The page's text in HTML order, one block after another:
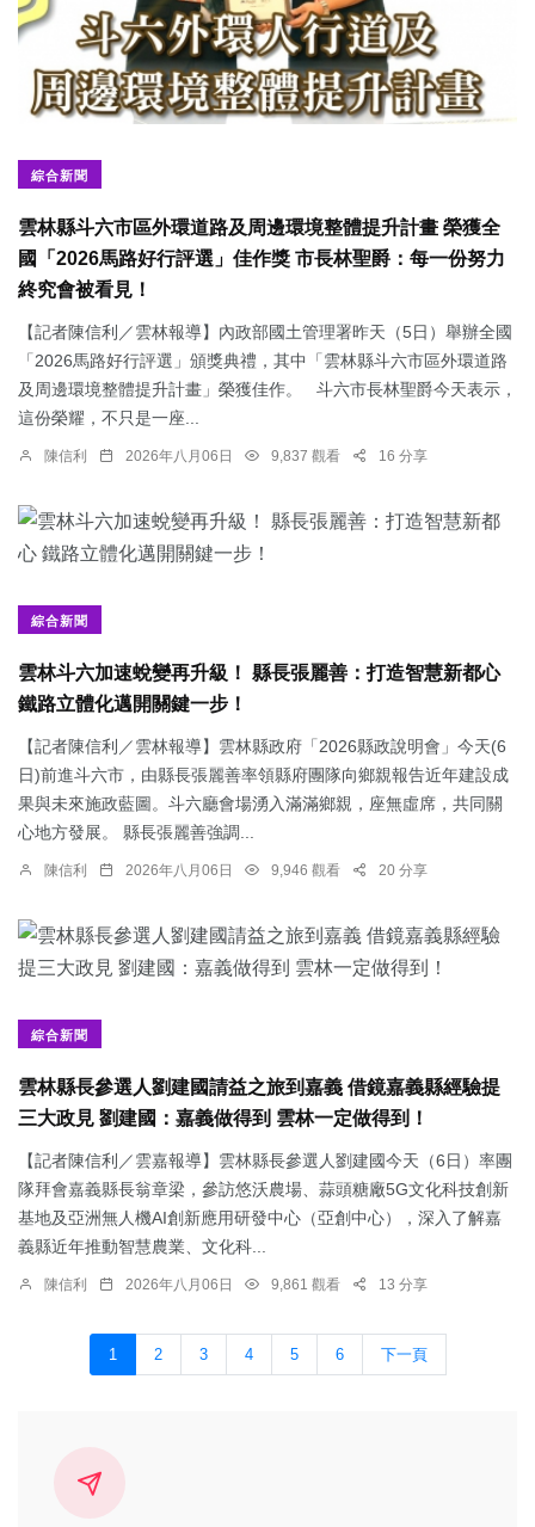
綜合新聞
雲林縣斗六市區外環道路及周邊環境整體提升計畫 榮獲全
國「2026馬路好行評選」佳作獎 市長林聖爵：每一份努力
終究會被看見！
【記者陳信利／雲林報導】內政部國土管理署昨天（5日）舉辦全國
「2026馬路好行評選」頒獎典禮，其中「雲林縣斗六市區外環道路
及周邊環境整體提升計畫」榮獲佳作。 斗六市長林聖爵今天表示，
這份榮耀，不只是一座...
陳信利 2026年八月06日 9,837 觀看 16 分享
綜合新聞
雲林斗六加速蛻變再升級！ 縣長張麗善：打造智慧新都心
鐵路立體化邁開關鍵一步！
【記者陳信利／雲林報導】雲林縣政府「2026縣政說明會」今天(6
日)前進斗六市，由縣長張麗善率領縣府團隊向鄉親報告近年建設成
果與未來施政藍圖。斗六廳會場湧入滿滿鄉親，座無虛席，共同關
心地方發展。 縣長張麗善強調...
陳信利 2026年八月06日 9,946 觀看 20 分享
綜合新聞
雲林縣長參選人劉建國請益之旅到嘉義 借鏡嘉義縣經驗提
三大政見 劉建國：嘉義做得到 雲林一定做得到！
【記者陳信利／雲嘉報導】雲林縣長參選人劉建國今天（6日）率團
隊拜會嘉義縣長翁章梁，參訪悠沃農場、蒜頭糖廠5G文化科技創新
基地及亞洲無人機AI創新應用研發中心（亞創中心），深入了解嘉
義縣近年推動智慧農業、文化科...
陳信利 2026年八月06日 9,861 觀看 13 分享
1 2 3 4 5 6 下一頁